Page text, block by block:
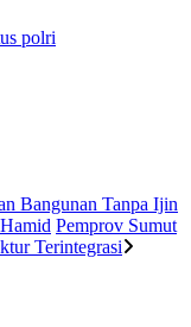
polri
Bangunan Tanpa Ijin
Pemprov Sumut
Terintegrasi